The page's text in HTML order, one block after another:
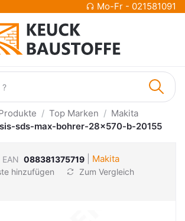
Mo-Fr - 021581091
Top Marken
Makita
sds-max-bohrer-28x570-b-20155
EAN 088381375719 Makita
hinzufügen
Zum Vergleich